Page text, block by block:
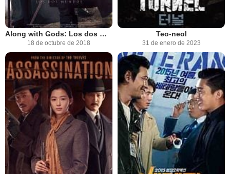
Along with Gods: Los dos mundos
18 de octubre de 2018
Teo-neol
31 de enero de 2023